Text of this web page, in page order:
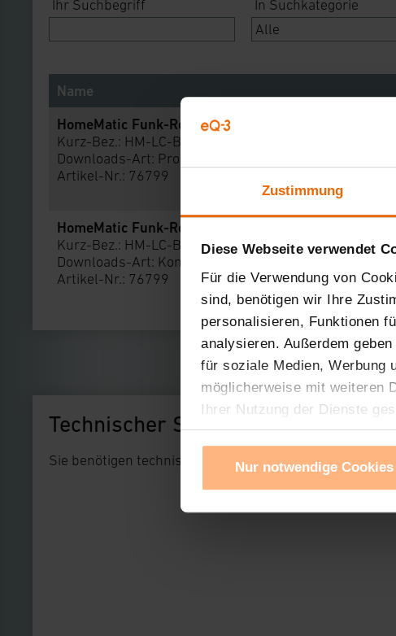
Zustimmung
Diese Webseite verwendet
Für die Verwendung von
sind, benötigen wir Ihre
personalisieren, Funktionen
analysieren. Außerdem
für soziale Medien, Werbung
möglicherweise mit weiteren
Ihrer Nutzung der Dienste
Verwendung von Cookies für
Sie können die Verwendung
widerrufen. Ihre Browser-
Nur notwendige Cookies
Ihr Suchbegriff In Suchkategorie
Name
HomeMatic Funk-Rollladenaktor 1-fach,
Kurz-Bez.: HM-LC-Bl1-FM
Downloads-Art: Produktdatenblatt
Artikel-Nr.: 76799
HomeMatic Funk-Rollladenaktor 1-fach,
Kurz-Bez.: HM-LC-Bl1-FM
Downloads-Art: Konformitätserklärung
Artikel-Nr.: 76799
Technischer Support
Sie benötigen technischen Support bei einem unserer